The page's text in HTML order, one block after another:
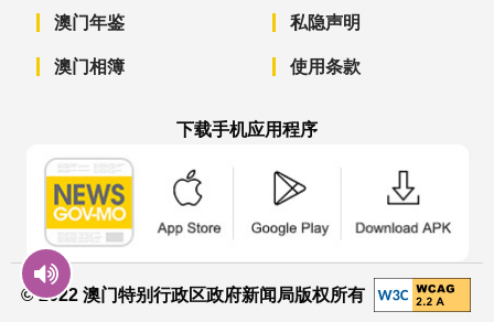
澳门年鉴
澳门相簿
私隐声明
使用条款
下载手机应用程序
© 2022 澳门特别行政区政府新闻局版权所有